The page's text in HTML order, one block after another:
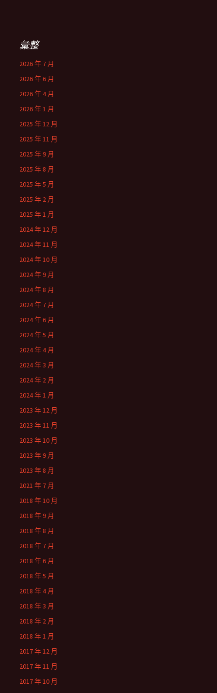
彙整
2026 年 7 月
2026 年 6 月
2026 年 4 月
2026 年 1 月
2025 年 12 月
2025 年 11 月
2025 年 9 月
2025 年 8 月
2025 年 5 月
2025 年 2 月
2025 年 1 月
2024 年 12 月
2024 年 11 月
2024 年 10 月
2024 年 9 月
2024 年 8 月
2024 年 7 月
2024 年 6 月
2024 年 5 月
2024 年 4 月
2024 年 3 月
2024 年 2 月
2024 年 1 月
2023 年 12 月
2023 年 11 月
2023 年 10 月
2023 年 9 月
2023 年 8 月
2021 年 7 月
2018 年 10 月
2018 年 9 月
2018 年 8 月
2018 年 7 月
2018 年 6 月
2018 年 5 月
2018 年 4 月
2018 年 3 月
2018 年 2 月
2018 年 1 月
2017 年 12 月
2017 年 11 月
2017 年 10 月